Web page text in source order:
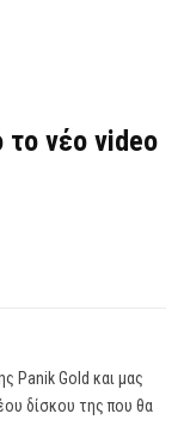
το νέο video
Panik Gold και μας
δίσκου της που θα